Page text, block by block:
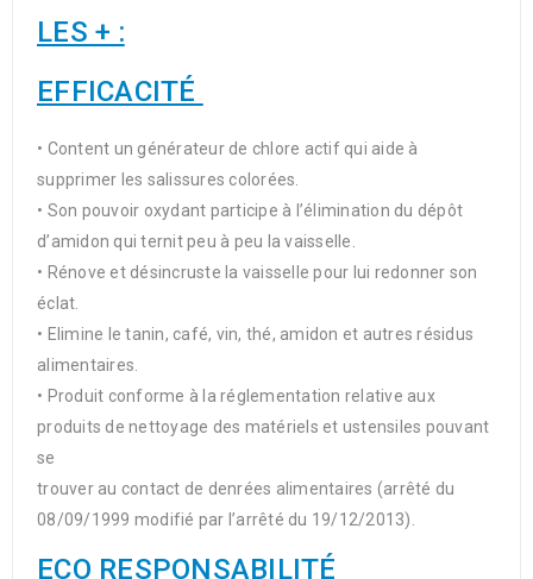
LES + :
EFFICACITÉ
• Content un générateur de chlore actif qui aide à
supprimer les salissures colorées.
• Son pouvoir oxydant participe à l’élimination du dépôt
d’amidon qui ternit peu à peu la vaisselle.
• Rénove et désincruste la vaisselle pour lui redonner son
éclat.
• Elimine le tanin, café, vin, thé, amidon et autres résidus
alimentaires.
• Produit conforme à la réglementation relative aux
produits de nettoyage des matériels et ustensiles pouvant
se
trouver au contact de denrées alimentaires (arrêté du
08/09/1999 modifié par l’arrêté du 19/12/2013).
ECO RESPONSABILITÉ